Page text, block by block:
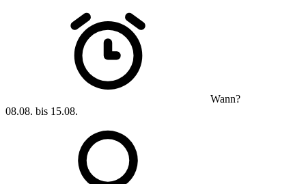
Wann?
08.08. bis 15.08.